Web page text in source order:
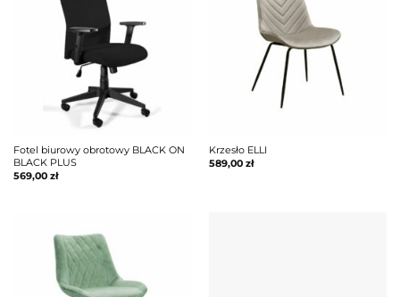
Fotel biurowy obrotowy BLACK ON
BLACK PLUS
569,00 zł
Krzesło ELLI
589,00 zł